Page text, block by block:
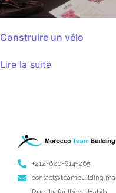
Construire un vélo
Lire la suite
+212-620-814-265
contact@teambuilding.ma